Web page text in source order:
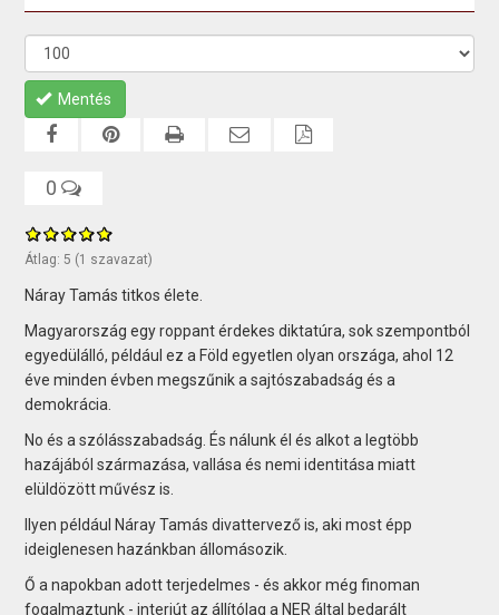
Mentés
0
Átlag: 5 (1 szavazat)
Náray Tamás titkos élete.
Magyarország egy roppant érdekes diktatúra, sok szempontból
egyedülálló, például ez a Föld egyetlen olyan országa, ahol 12
éve minden évben megszűnik a sajtószabadság és a
demokrácia.
No és a szólásszabadság. És nálunk él és alkot a legtöbb
hazájából származása, vallása és nemi identitása miatt
elüldözött művész is.
Ilyen például Náray Tamás divattervező is, aki most épp
ideiglenesen hazánkban állomásozik.
Ő a napokban adott terjedelmes - és akkor még finoman
fogalmaztunk - interjút az állítólag a NER által bedarált